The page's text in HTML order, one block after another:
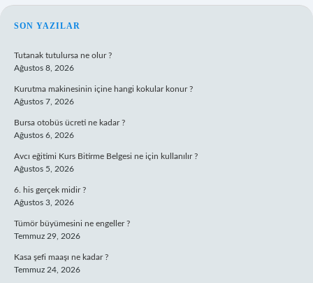
SIDEBAR
SON YAZILAR
Tutanak tutulursa ne olur ?
Ağustos 8, 2026
Kurutma makinesinin içine hangi kokular konur ?
Ağustos 7, 2026
Bursa otobüs ücreti ne kadar ?
Ağustos 6, 2026
Avcı eğitimi Kurs Bitirme Belgesi ne için kullanılır ?
Ağustos 5, 2026
6. his gerçek midir ?
Ağustos 3, 2026
Tümör büyümesini ne engeller ?
Temmuz 29, 2026
Kasa şefi maaşı ne kadar ?
Temmuz 24, 2026